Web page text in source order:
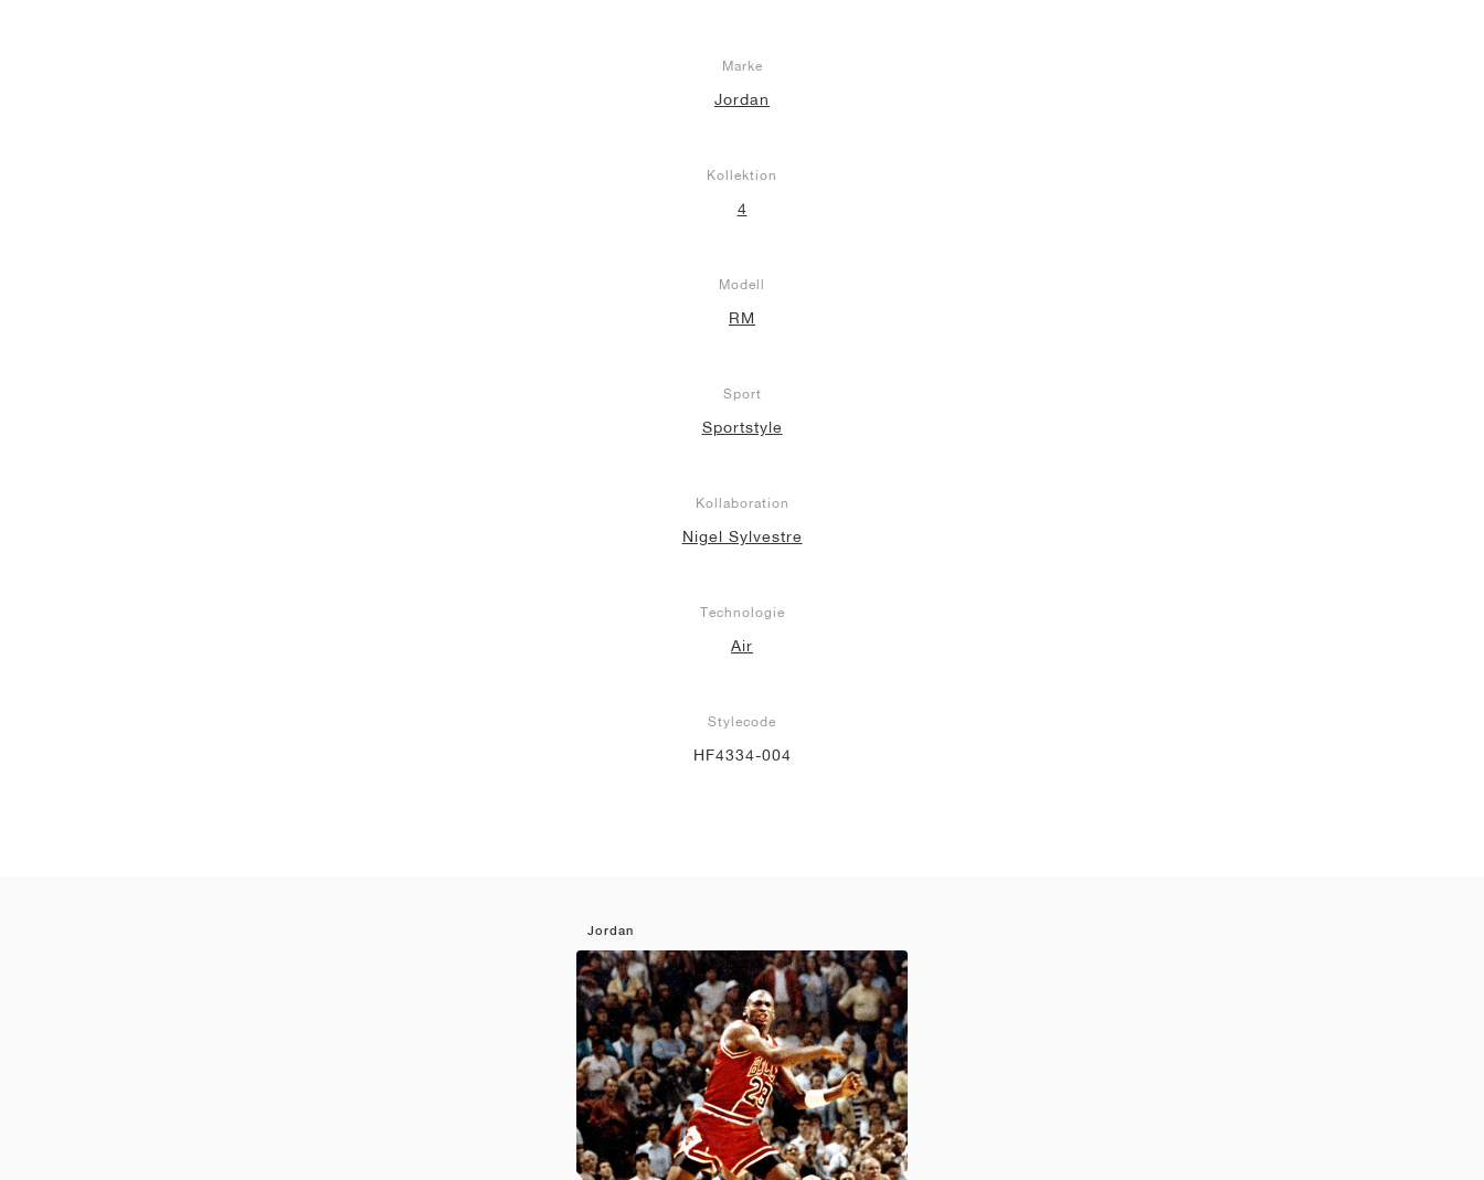
Marke
Jordan
Kollektion
4
Modell
RM
Sport
Sportstyle
Kollaboration
Nigel Sylvestre
Technologie
Air
Stylecode
HF4334-004
Jordan